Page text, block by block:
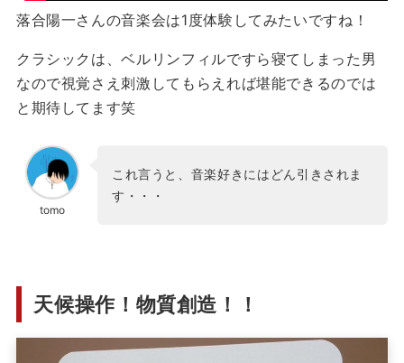
落合陽一さんの音楽会は1度体験してみたいですね！
クラシックは、ベルリンフィルですら寝てしまった男
なので視覚さえ刺激してもらえれば堪能できるのでは
と期待してます笑
tomo
これ言うと、音楽好きにはどん引きされま
す・・・
天候操作！物質創造！！